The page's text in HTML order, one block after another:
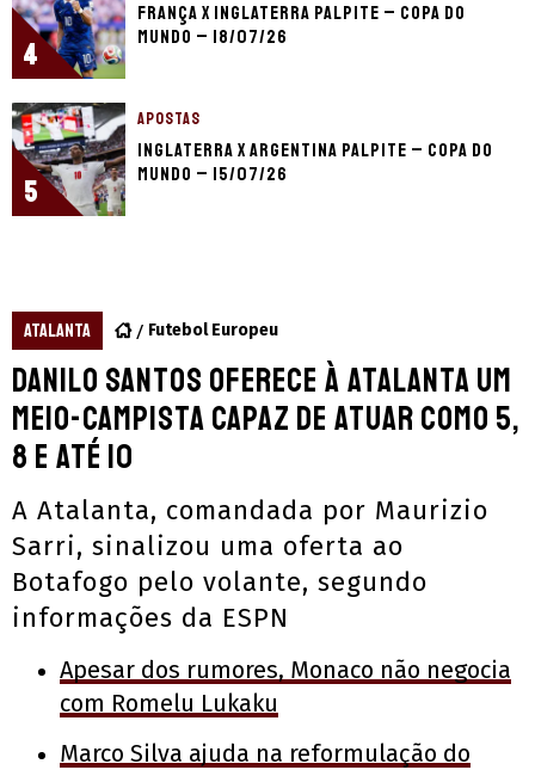
4
França x Inglaterra palpite – Copa do
Mundo – 18/07/26
5
APOSTAS
Inglaterra x Argentina palpite – Copa do
Mundo – 15/07/26
ATALANTA Futebol Europeu
Danilo Santos oferece à Atalanta um
meio-campista capaz de atuar como 5,
8 e até 10
A Atalanta, comandada por Maurizio
Sarri, sinalizou uma oferta ao
Botafogo pelo volante, segundo
informações da ESPN
Apesar dos rumores, Monaco não negocia
com Romelu Lukaku
Marco Silva ajuda na reformulação do